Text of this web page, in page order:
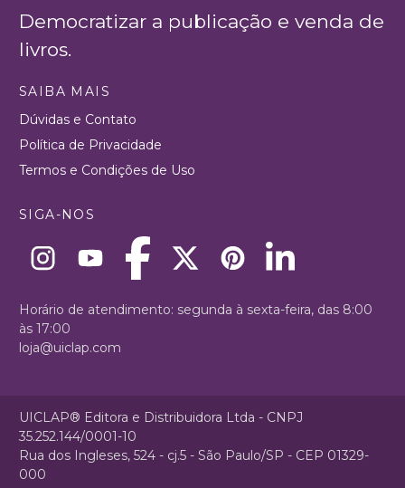
Democratizar a publicação e venda de
livros.
SAIBA MAIS
Dúvidas e Contato
Política de Privacidade
Termos e Condições de Uso
SIGA-NOS
Horário de atendimento: segunda à sexta-feira, das 8:00
às 17:00
loja@uiclap.com
UICLAP® Editora e Distribuidora Ltda - CNPJ
35.252.144/0001-10
Rua dos Ingleses, 524 - cj.5 - São Paulo/SP - CEP 01329-
000